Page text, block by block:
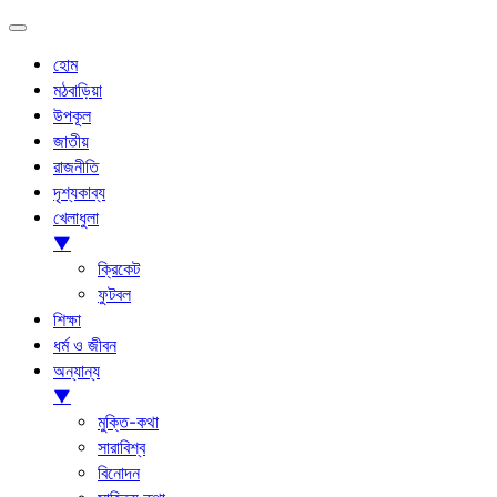
হোম
মঠবাড়িয়া
উপকূল
জাতীয়
রাজনীতি
দৃশ্যকাব্য
খেলাধুলা
▼
ক্রিকেট
ফুটবল
শিক্ষা
ধর্ম ও জীবন
অন্যান্য
▼
মুক্তি-কথা
সারাবিশ্ব
বিনোদন